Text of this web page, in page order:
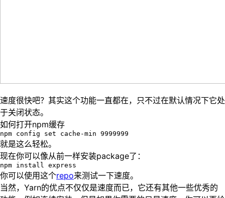
速度很快吧？其实这个功能一直都在，只不过在默认情况下它处
于关闭状态。
如何打开npm缓存
npm config set cache-min 9999999
就是这么轻松。
现在你可以像从前一样安装package了：
npm install express
你可以使用这个repo来测试一下速度。
当然， Yarn的优点不仅仅是速度而已，它还有其他一些优秀的